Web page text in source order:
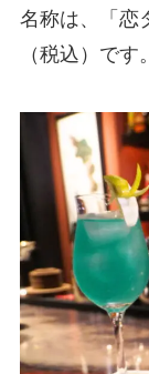
名称は、「恋
（税込）です。